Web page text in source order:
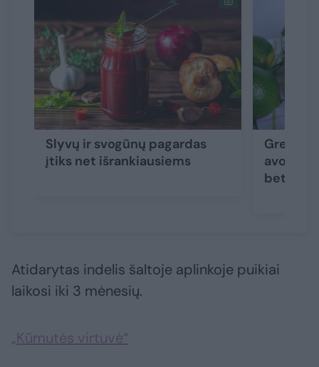
Slyvų ir svogūnų pagardas
įtiks net išrankiausiems
Greitai
bet
Atidarytas indelis šaltoje aplinkoje puikiai
laikosi iki 3 mėnesių.
„Kūmutės virtuvė“